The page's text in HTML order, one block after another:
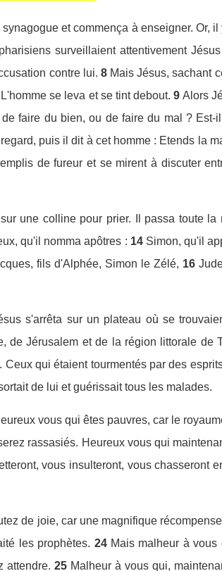
et commença à enseigner. Or,
surveillaient attentivement
contre lui. 8 Mais Jésus, sachant
se leva et se tint debout. 9 Alors
faire du bien, ou de faire du mal ?
puis il dit à cet homme : Etends la
de fureur et se mirent à discuter
une colline pour prier. Il passa toute la
qu'il nomma apôtres : 14 Simon, qu'il
fils d'Alphée, Simon le Zélé, 16
s'arrêta sur un plateau où se
de Jérusalem et de la région littorale de
qui étaient tourmentés par des
de lui et guérissait tous les malades.
vous qui êtes pauvres, car le
rassasiés. Heureux vous qui
vous insulteront, vous chasseront
de joie, car une magnifique
les prophètes. 24 Mais malheur à
attendre. 25 Malheur à vous qui,